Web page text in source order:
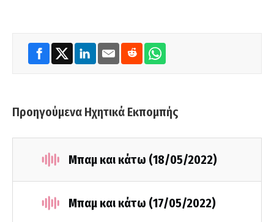
Προηγούμενα Ηχητικά Εκπομπής
Μπαμ και κάτω (18/05/2022)
Μπαμ και κάτω (17/05/2022)